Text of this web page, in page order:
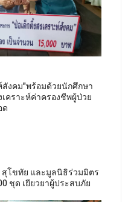
สังคม"พร้อมด้วยนักศึกษา
คราะห์ค่าครองชีพผู้ป่วย
ด
สุโขทัย และมูลนิธิร่วมมิตร
ชุด เยียวยาผู้ประสบภัย